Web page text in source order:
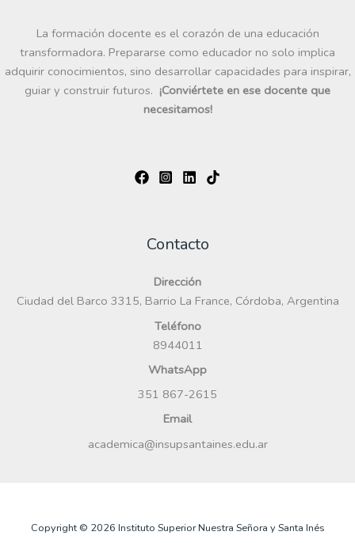
La formación docente es el corazón de una educación
transformadora. Prepararse como educador no solo implica
adquirir conocimientos, sino desarrollar capacidades para inspirar,
guiar y construir futuros. ¡Conviértete en ese docente que
necesitamos!
Contacto
Dirección
Ciudad del Barco 3315, Barrio La France, Córdoba, Argentina
Teléfono
8944011
WhatsApp
351 867-2615
Email
academica@insupsantaines.edu.ar
Copyright © 2026 Instituto Superior Nuestra Señora y Santa Inés